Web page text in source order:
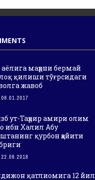
аёлига маҳрни бермай
қилиши тўғрсидаги
жавоб
08.01.2017
ут-Таҳрир амири олим
ибн Халил Абу
қурбон ҳайити
22.08.2018
қатлиомига 12 йил